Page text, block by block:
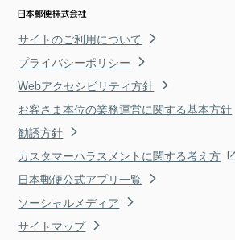
サイトのご利用について
プライバシーポリシー
Webアクセシビリティ方針
お客さま本位の業務運営に関する基本方針
勧誘方針
カスタマーハラスメントに関する考え方
日本郵便公式アプリ一覧
ソーシャルメディア
サイトマップ